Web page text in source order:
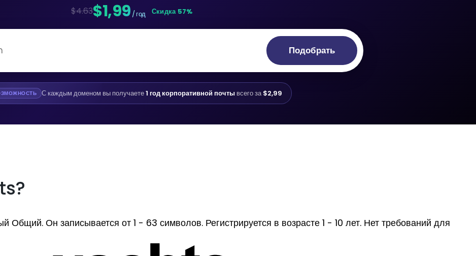
$4.63$1,99 / год Скидка 57%
Подобрать
С каждым доменом вы получаете1 год корпоративной почты всего за$2,99
Он записывается от 1 - 63 символов. Регистрируется в возрасте 1 - 10 лет. Нет требований для